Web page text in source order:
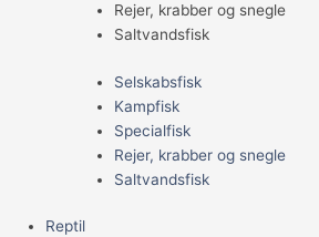
Rejer, krabber og snegle
Saltvandsfisk
Selskabsfisk
Kampfisk
Specialfisk
Rejer, krabber og snegle
Saltvandsfisk
Reptil